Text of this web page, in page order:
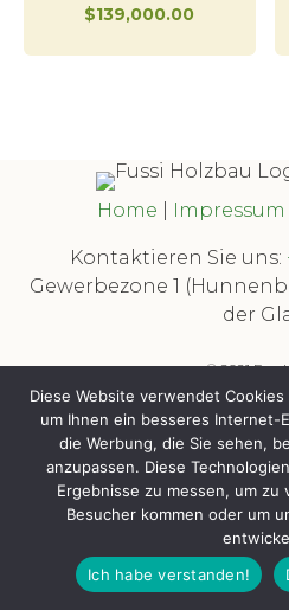
$139,000.00
Home Impressum
Kontaktieren Sie uns:
Gewerbezone 1
der
© 2021
powered by
Diese Website verwendet
um Ihnen ein besseres Internet-
die Werbung, die Sie sehen,
anzupassen. Diese
Ergebnisse zu messen, um
Besucher kommen oder um
Ich habe verstanden!